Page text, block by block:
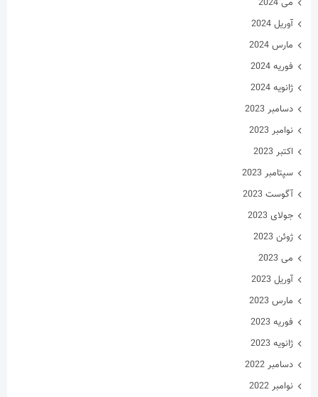
آوریل 2024
مارس 2024
فوریه 2024
ژانویه 2024
دسامبر 2023
نوامبر 2023
اکتبر 2023
سپتامبر 2023
آگوست 2023
جولای 2023
ژوئن 2023
می 2023
آوریل 2023
مارس 2023
فوریه 2023
ژانویه 2023
دسامبر 2022
نوامبر 2022